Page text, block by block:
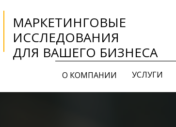
УСЛУГИ
О КОМПАНИИ
МАРКЕТИНГОВЫЕ
ИССЛЕДОВАНИЯ
ДЛЯ ВАШЕГО БИЗНЕСА